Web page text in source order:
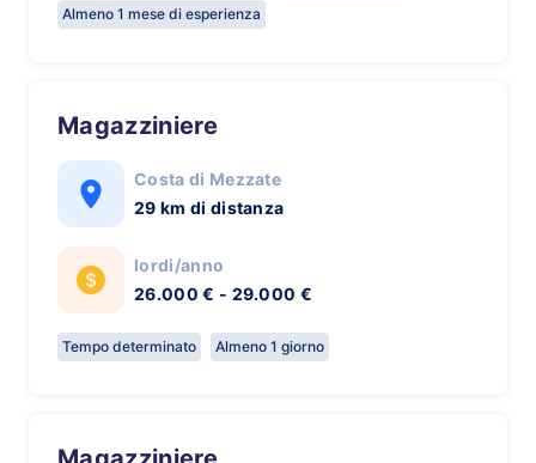
Almeno 1 mese di esperienza
Magazziniere
Costa di Mezzate
29 km di distanza
lordi/anno
26.000 € - 29.000 €
Tempo determinato Almeno 1 giorno